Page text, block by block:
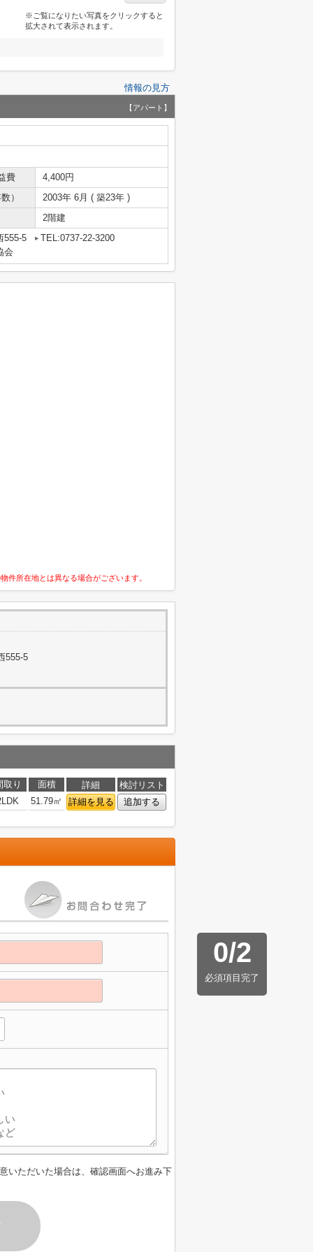
※ご覧になりたい写真をクリックすると
拡大されて表示されます。
情報の見方
【アパート】
費
4,400円
）
2003年 6月 ( 築23年 )
2階建
555-5
TEL:0737-22-3200
会
件所在地とは異なる場合がございます。
555-5
取り 面積 詳細
検討リスト
51.79㎡ 詳細を見る 追加する
0/2
必須項目完了
いただいた場合は、確認画面へお進み下